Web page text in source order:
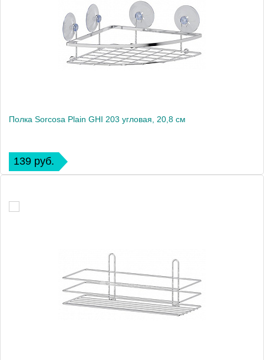
Полка Sorcosa Plain GHI 203 угловая, 20,8 см
139 руб.